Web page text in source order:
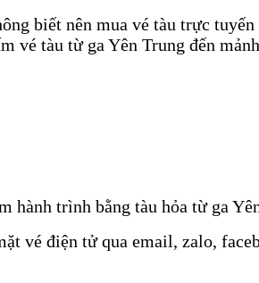
biết nên mua vé tàu trực
vé tàu từ ga Yên Trung đến
trình bằng tàu hỏa từ ga
vé điện tử qua email, zalo,